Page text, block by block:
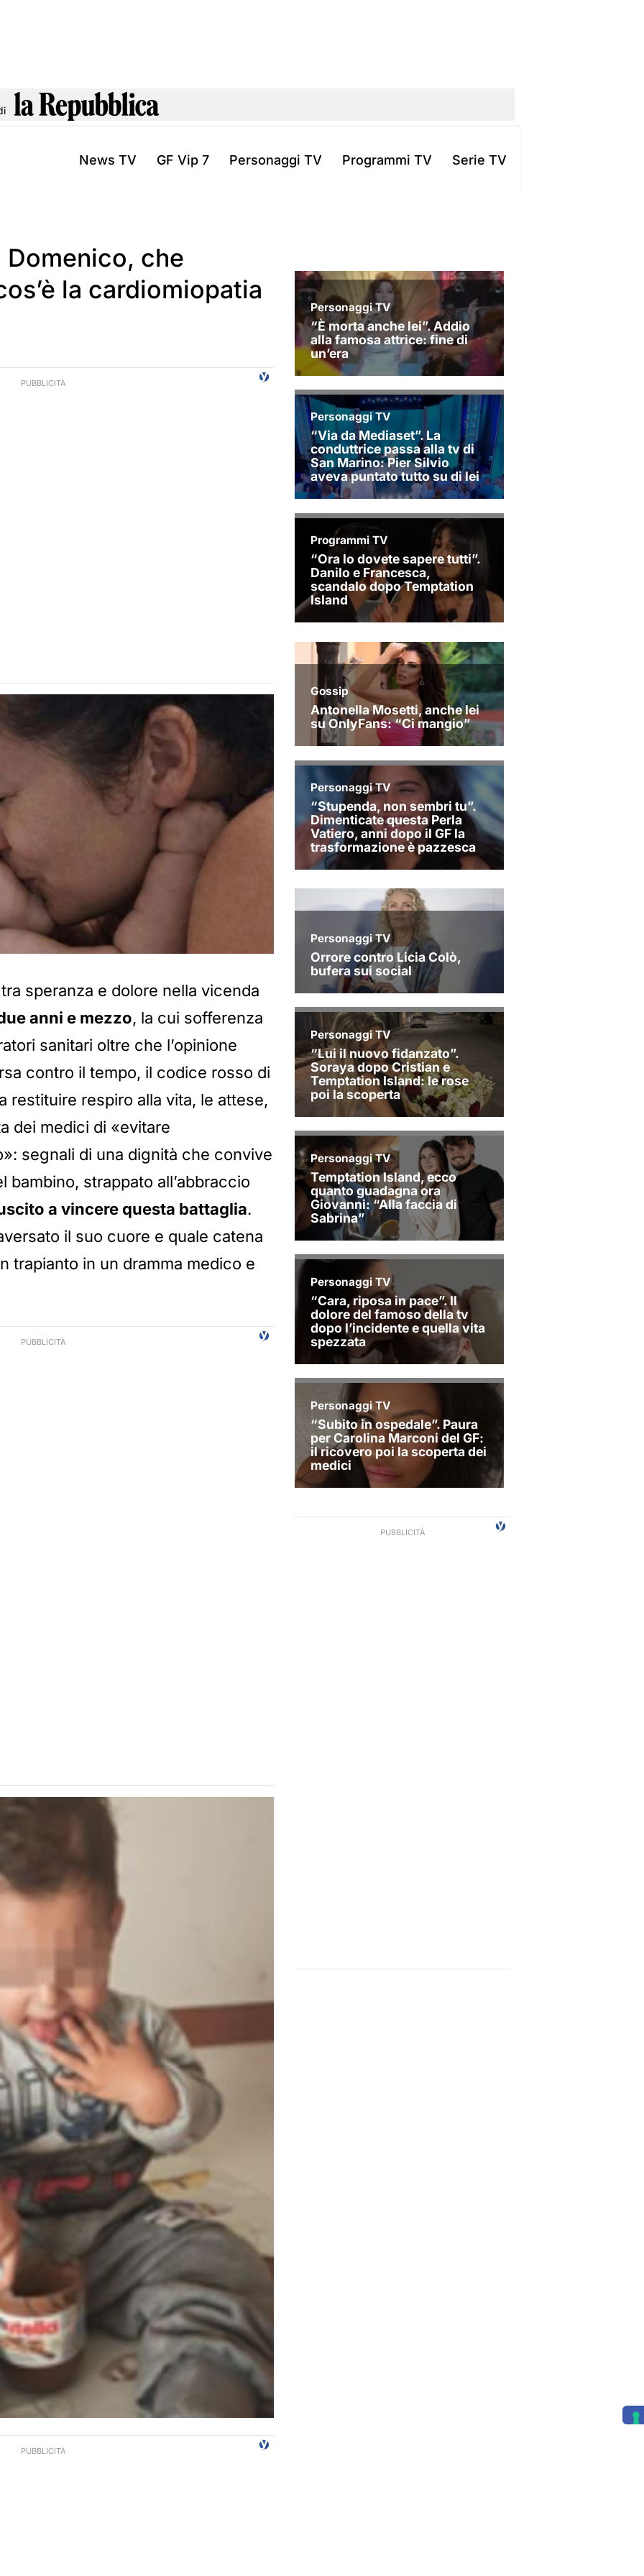
News TV GF Vip 7 Personaggi TV Programmi TV Serie TV
che
la cardiomiopatia
speranza e dolore nella vicenda
anni e mezzo, la cui sofferenza
sanitari oltre che l’opinione
contro il tempo, il codice rosso di
restituire respiro alla vita, le attese,
dei medici di «evitare
segnali di una dignità che convive
bambino, strappato all’abbraccio
a vincere questa battaglia.
il suo cuore e quale catena
trapianto in un dramma medico e